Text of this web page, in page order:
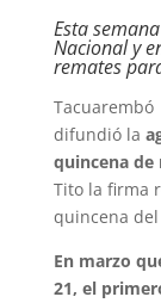
Esta
Nacional y
remates
Tacuarembó
difundió la
quincena
Tito la firma
quincena del
En marzo
21, el